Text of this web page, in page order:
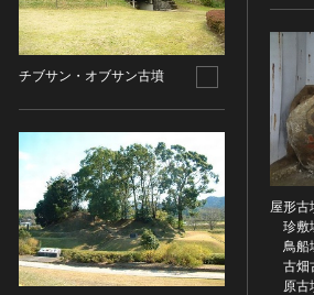
チブサン・オブサン古墳
屋形古
珍敷
鳥船
古畑
原古
五代十国 [中国]
宋 [中国]
近現代 [中国]
木簡・木製品類
骨角・牙・貝製品類
歴史資料／書跡・典籍／古文書
文書・書籍
絵図・地図
その他
伝統芸能
能楽
文化財保存技術
地方指定文化財
COPYRIGHT NOT EVALUATED（
COPYRIGHT UNDETERMINED（
NO KNOWN COPYRIGHT（知る
COPYRIGHT UNDETERMINED -
WORK（著作権未決定-裁定制度